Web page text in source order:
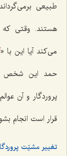
طبیعی
هستند. وقتی
می‌کند آیا این با «
حمد این شخص
پروردگار و آن
قرار است انجام
تغییر مشیّت